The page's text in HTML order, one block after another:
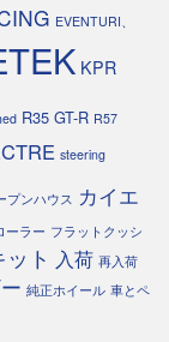
EVENTURI、
KPR
R35 GT-R R57
steering
プンハウス カイエ
ーラー フラットクッシ
ト 入荷 再入荷
純正ホイール 車とペ